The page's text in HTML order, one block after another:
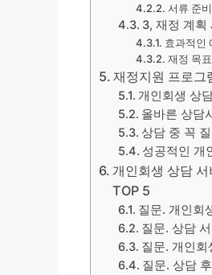
서류 준
3, 재정 계획
효과적인
재정 목
재정지원 프로그
개인회생 상
올바른 상담
상담 중 꼭
성공적인 개
개인회생 상담
TOP 5
질문. 개인회
질문. 상담
질문. 개인
질문. 상담